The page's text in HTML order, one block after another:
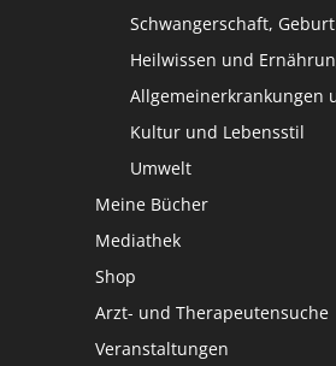
Schwangerschaft,
Heilwissen und
Allgemeinerkrankungen
Kultur und Lebensstil
Umwelt
Meine Bücher
Mediathek
Shop
Arzt- und Therapeutensuche
Veranstaltungen